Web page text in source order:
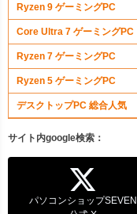
Ryzen 9 ゲーミングPC
Core Ultra 7 ゲーミングPC
Ryzen 7 ゲーミングPC
Ryzen 5 ゲーミングPC
デスクトップPC 総合人気
サイト内google検索：
パソコンショップSEVEN